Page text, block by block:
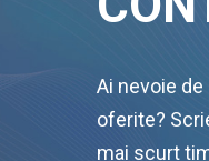
Ai nevoie
oferite?
mai scurt